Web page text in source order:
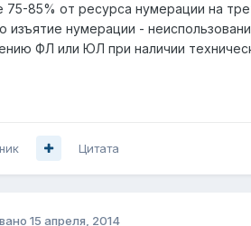
75-85% от ресурса нумерации на
изъятие нумерации -
ФЛ или ЮЛ при наличии
Цитата
15 апреля, 2014